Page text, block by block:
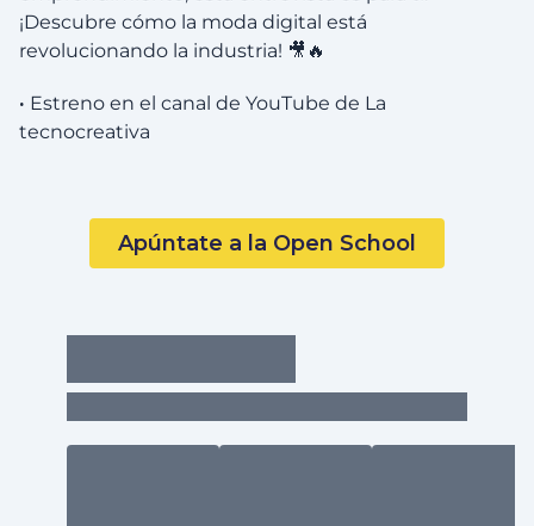
¡Descubre cómo la moda digital está
revolucionando la industria! 🎥🔥
· Estreno en el canal de YouTube de La
tecnocreativa
Apúntate a la Open School